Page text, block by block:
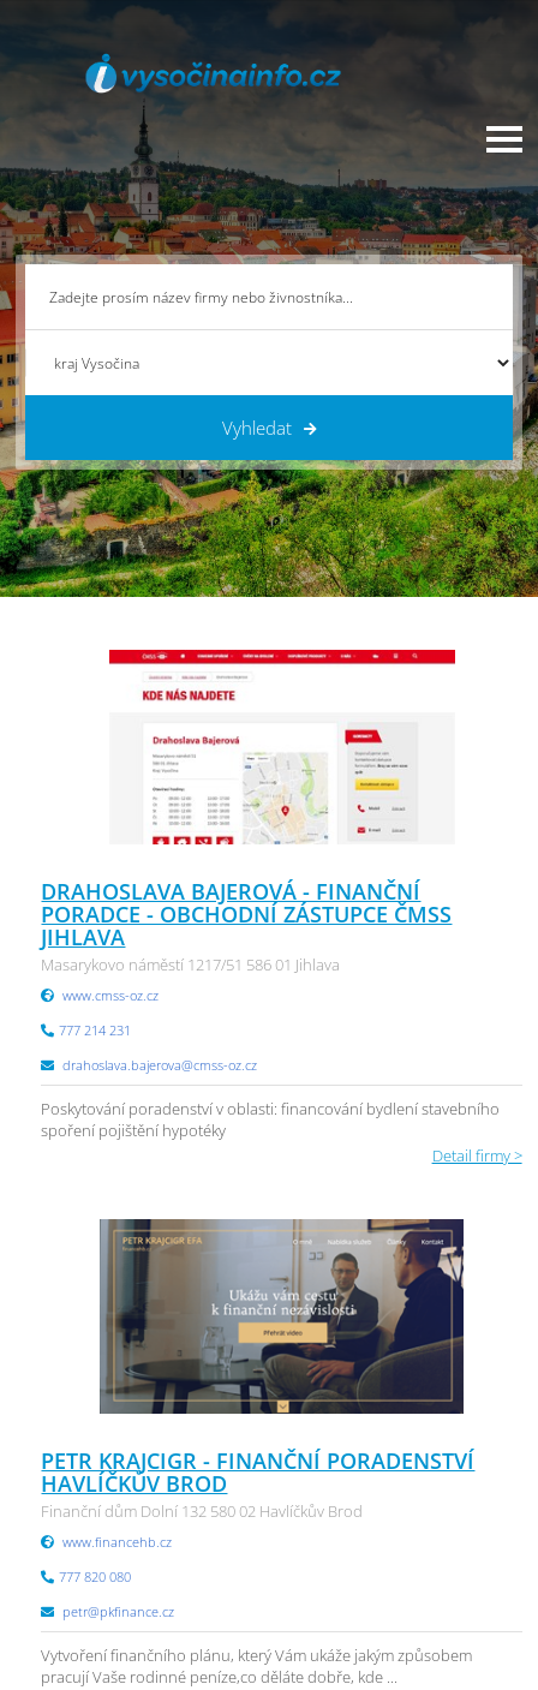
Vyhledat
DRAHOSLAVA BAJEROVÁ - FINANČNÍ
PORADCE - OBCHODNÍ ZÁSTUPCE ČMSS
JIHLAVA
Masarykovo náměstí 1217/51 586 01 Jihlava
www.cmss-oz.cz
777 214 231
drahoslava.bajerova@cmss-oz.cz
Poskytování poradenství v oblasti: financování bydlení stavebního
spoření pojištění hypotéky
Detail firmy >
PETR KRAJCIGR - FINANČNÍ PORADENSTVÍ
HAVLÍČKŮV BROD
Finanční dům Dolní 132 580 02 Havlíčkův Brod
www.financehb.cz
777 820 080
petr@pkfinance.cz
Vytvoření finančního plánu, který Vám ukáže jakým způsobem
pracují Vaše rodinné peníze,co děláte dobře, kde ...